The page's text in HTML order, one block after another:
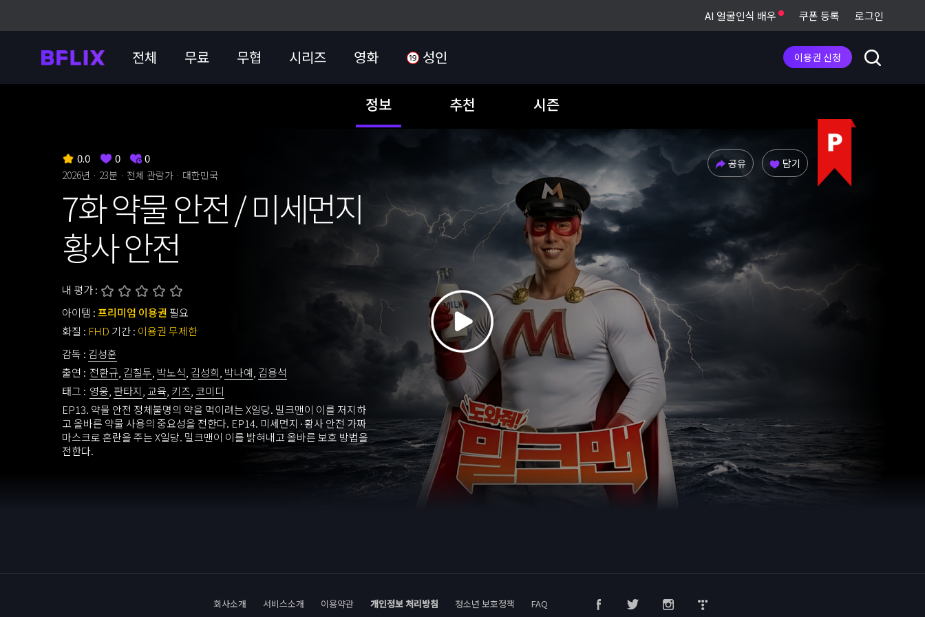
AI 얼굴인식 배우 쿠폰 등록 로그인
전체 무료 무협 시리즈 영화 성인 이용권 신청
정보 추천 시즌
0.0 0 0
2026년 · 23분 · 전체 관람가 · 대한민국
7화 약물 안전 / 미세먼지
황사 안전
내 평가 :
아이템 :프리미엄 이용권 필요
화질 : FHD 기간 : 이용권 무제한
감독 : 김성훈
출연 : 전환규 김칠두 박노식 김성희 박나예 김용석
태그 : 영웅 판타지 교육 키즈 코미디
EP13. 약물 안전 정체불명의 약을 먹이려는 X일당. 밀크맨이 이를 저지하
고 올바른 약물 사용의 중요성을 전한다. EP14. 미세먼지·황사 안전 가짜
마스크로 혼란을 주는 X일당. 밀크맨이 이를 밝혀내고 올바른 보호 방법을
전한다.
공유 담기
회사소개 서비스소개 이용약관 개인정보 처리방침 청소년 보호정책 FAQ